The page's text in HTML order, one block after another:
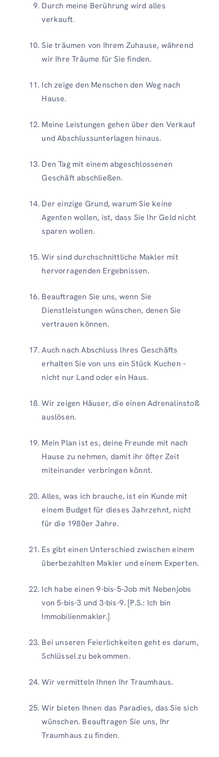
Durch meine Berührung wird alles
verkauft.
Sie träumen von Ihrem Zuhause, während
wir Ihre Träume für Sie finden.
Ich zeige den Menschen den Weg nach
Hause.
Meine Leistungen gehen über den Verkauf
und Abschlussunterlagen hinaus.
Den Tag mit einem abgeschlossenen
Geschäft abschließen.
Der einzige Grund, warum Sie keine
Agenten wollen, ist, dass Sie Ihr Geld nicht
sparen wollen.
Wir sind durchschnittliche Makler mit
hervorragenden Ergebnissen.
Beauftragen Sie uns, wenn Sie
Dienstleistungen wünschen, denen Sie
vertrauen können.
Auch nach Abschluss Ihres Geschäfts
erhalten Sie von uns ein Stück Kuchen –
nicht nur Land oder ein Haus.
Wir zeigen Häuser, die einen Adrenalinstoß
auslösen.
Mein Plan ist es, deine Freunde mit nach
Hause zu nehmen, damit ihr öfter Zeit
miteinander verbringen könnt.
Alles, was ich brauche, ist ein Kunde mit
einem Budget für dieses Jahrzehnt, nicht
für die 1980er Jahre.
Es gibt einen Unterschied zwischen einem
überbezahlten Makler und einem Experten.
Ich habe einen 9-bis-5-Job mit Nebenjobs
von 5-bis-3 und 3-bis-9. [P.S.: Ich bin
Immobilienmakler.]
Bei unseren Feierlichkeiten geht es darum,
Schlüssel zu bekommen.
Wir vermitteln Ihnen Ihr Traumhaus.
Wir bieten Ihnen das Paradies, das Sie sich
wünschen. Beauftragen Sie uns, Ihr
Traumhaus zu finden.